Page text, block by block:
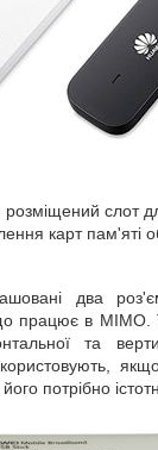
слот
карт пам'яті
два
працює в MIMO.
та
потрібно